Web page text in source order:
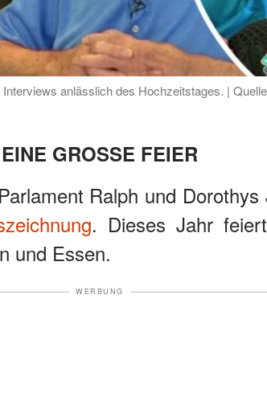
anlässlich des Hochzeitstages. |
EINE GROSSE FEIER
Ralph und
. Dieses Jahr
und Essen.
WERBUNG